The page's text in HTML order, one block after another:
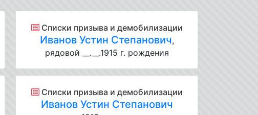
Списки призыва и демобилизации
Иванов Устин Степанович,
рядовой __.__.1915 г. рождения
Списки призыва и демобилизации
Иванов Устин Степанович